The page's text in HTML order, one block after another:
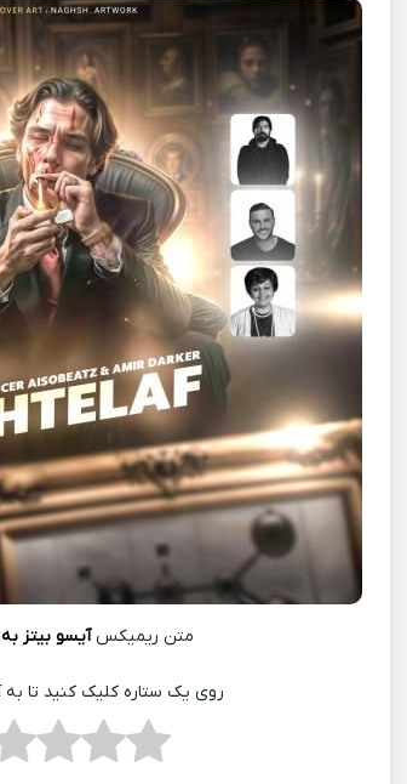
متن ریمیکسآیسو بیتز
روی یک ستاره کلیک کنید تا به